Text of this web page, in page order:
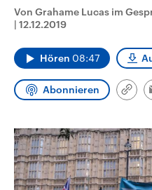
und Hintergründe zu den
und Kandidaten der
Wahl.
Sendungen Programm
Von Grahame Lucas im
| 12.12.2019
Hören 08:47
Abonnieren
Link